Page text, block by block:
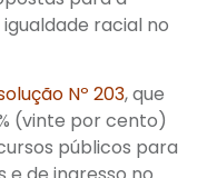
racial no
Nº 203, que
(vinte por cento)
públicos para